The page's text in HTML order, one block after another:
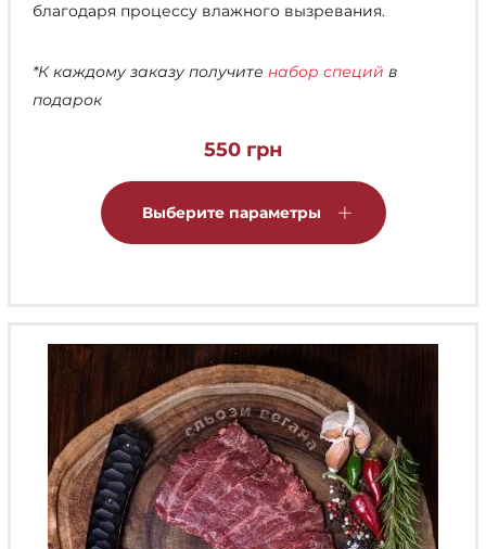
благодаря процессу влажного вызревания.
*К каждому заказу получите набор специй в
подарок
550 грн
Выберите параметры
товар
можно
странице
товара.